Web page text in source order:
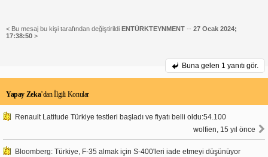
< Bu mesaj bu kişi tarafından değiştirildi ENTÜRKTEYNMENT -- 27 Ocak 2024;
17:38:50 >
Buna gelen 1 yanıtı gör.
Yapay Zeka’dan İlgili Konular
Renault Latitude Türkiye testleri başladı ve fiyatı belli oldu:54.100
wolfien, 15 yıl önce
Bloomberg: Türkiye, F-35 almak için S-400'leri iade etmeyi düşünüyor